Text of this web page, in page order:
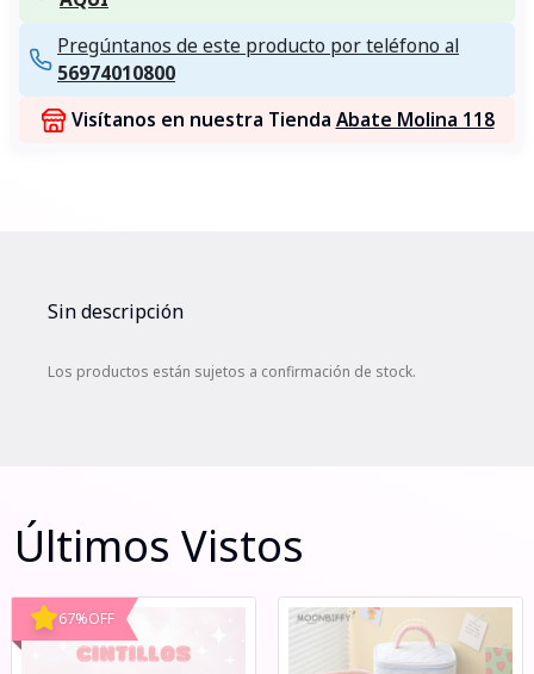
Pregúntanos de este producto por teléfono al
56974010800
Visítanos en nuestra Tienda Abate Molina 118
Sin descripción
Los productos están sujetos a confirmación de stock.
Últimos Vistos
67%OFF